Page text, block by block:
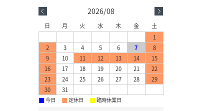
2026/08
日 月 火 水 木 金
土
1
2
3 4 5 6 7
8
9
10 11 12 13 14
15
16
17 18 19 20 21
22
23
24 25 26 27 28
29
30
31
■今日 ■定休日 ■臨時休業日